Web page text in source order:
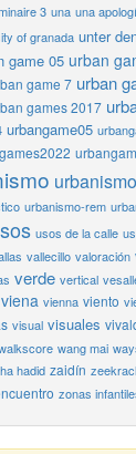
3 una una
of granada unter
game 05 urban
game 7 urban
games 2017
urbangame05
urbanismo-rem
usos de la calle
vallecillo valoración
verde vertical
viena vienna viento
visual visuales
wang mai
hadid zaidín
zonas